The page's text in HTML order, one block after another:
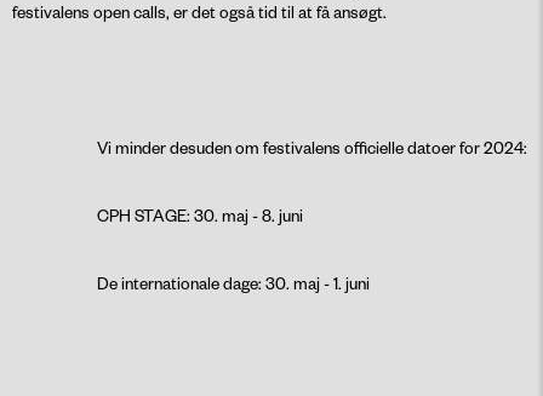
festivalens open calls, er det også tid til at få ansøgt.
Vi minder desuden om festivalens officielle datoer for 2024:
CPH STAGE: 30. maj - 8. juni
De internationale dage: 30. maj - 1. juni